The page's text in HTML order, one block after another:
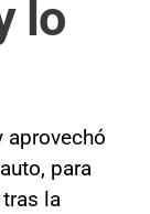
lo
aprovechó
para
la